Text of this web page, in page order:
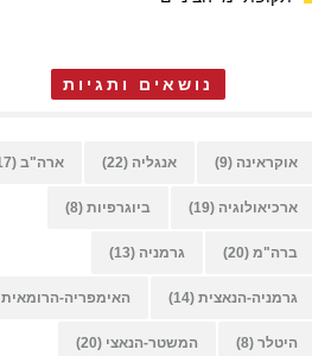
נושאים ותגיות
אוקראינה (9) אנגליה (22) ארה"ב (17)
ארכיאולוגיה (19) ביוגרפיות (8)
ברה"מ (20) גרמניה (13)
גרמניה-הנאצית (14) האימפריה-הרומאית
היטלר (8) המשטר-הנאצי (20)